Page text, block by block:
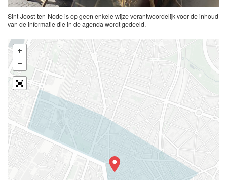
Sint-Joost-ten-Node is op geen enkele wijze verantwoordelijk voor de inhoud
van de informatie die in de agenda wordt gedeeld.